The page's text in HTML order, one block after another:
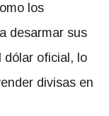
los
desarmar sus
oficial, lo
divisas en